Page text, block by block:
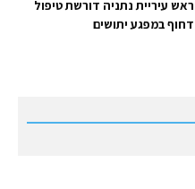
ראש עיריית נתניה דורשת טיפול
דחוף במפגע יתושים